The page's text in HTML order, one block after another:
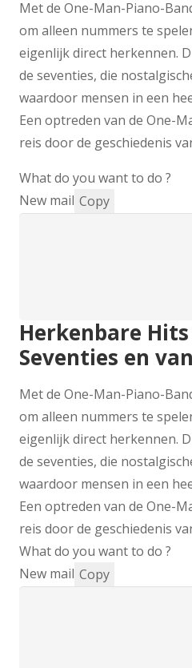
Met de One-Man-Piano-
om alleen nummers te
eigenlijk direct herkennen.
de seventies, die
waardoor mensen in een
Een optreden van de One-
reis door de geschiedenis
What do you want to do ?
New mail Copy
Herkenbare
Seventies en
Met de One-Man-Piano-
om alleen nummers te
eigenlijk direct herkennen.
de seventies, die
waardoor mensen in een
Een optreden van de One-
reis door de geschiedenis
What do you want to do ?
New mail Copy